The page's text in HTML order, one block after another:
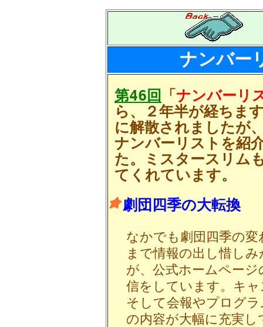
ナンバー
第46回 「 ナンバーリ
ら、２年半が経ちま
に解散されましたが
ナンバーリストを紹
た。ミスタースリム
てくれています。
劇団四季の大転換
なかでも劇団四季の
まで情報の出し惜し
が、公式ホームペー
信をしています。キ
そして会報やプログ
の内容が大幅に充実し